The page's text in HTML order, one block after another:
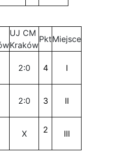
UJ CM
Kraków
PktMiejsce
2:0 4 I
2:0 3 II
X 2 III